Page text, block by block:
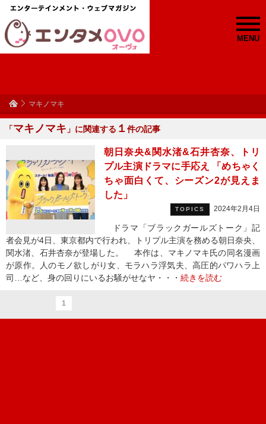
MENU
マキノマキ
「マキノマキ 」に関連する １ 件の記事
朝日奈央&関水渚&石井杏奈、トリ
プル主演ドラマに手応え 「めちゃく
ちゃ面白くて、シーズン2が見えま
した」
TOPICS 2024年2月4日
ドラマ「ブラックガールズトーク」記
者会見が4日、東京都内で行われ、トリプル主演を務める朝日奈央、
関水渚、石井杏奈が登場した。 本作は、マキノマキ氏の同名漫画
が原作。人のモノ欲しがり女、モラハラ浮気夫、高圧的パワハラ上
司…など、身の回りにいるお騒がせなヤ・・・ 続きを読む
1